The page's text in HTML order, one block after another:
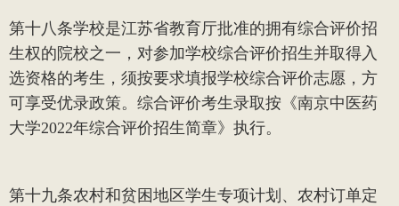
第十八条学校是江苏省教育厅批准的拥有综合评价招
生权的院校之一，对参加学校综合评价招生并取得入
选资格的考生，须按要求填报学校综合评价志愿，方
可享受优录政策。综合评价考生录取按《南京中医药
大学2022年综合评价招生简章》执行。
第十九条农村和贫困地区学生专项计划、农村订单定